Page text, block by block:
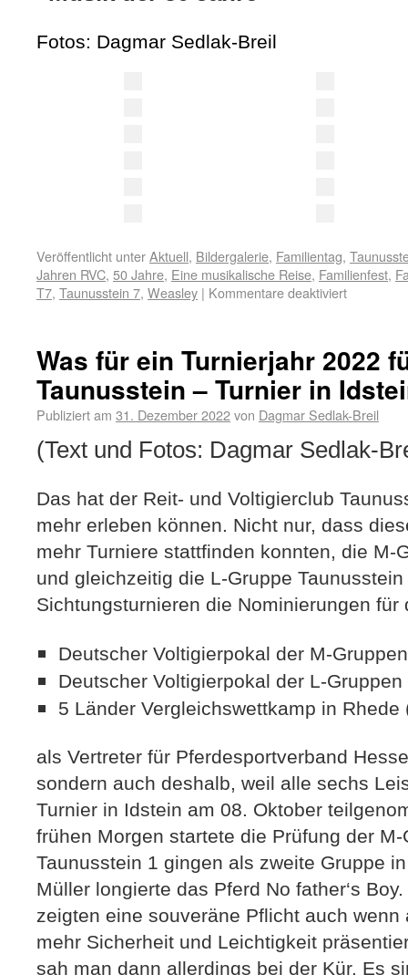
Fotos: Dagmar Sedlak-Breil
Veröffentlicht unterAktuell, Bildergalerie, Familientag,
Jahren RVC, 50 Jahre, Eine musikalische Reise, Familienfest,
T7, Taunusstein 7, Weasley | Kommentare deaktiviert
Was für ein Turnierjahr 2022
Taunusstein – Turnier in
Publiziert am 31. Dezember 2022von Dagmar Sedlak-Breil
(Text und Fotos: Dagmar Sedlak-
Das hat der Reit- und Voltigierclub
mehr erleben können. Nicht nur, dass
mehr Turniere stattfinden konnten, die M-
und gleichzeitig die L-Gruppe
Sichtungsturnieren die Nominierungen für
Deutscher Voltigierpokal der M-
Deutscher Voltigierpokal der L-
5 Länder Vergleichswettkamp in Rhede
als Vertreter für Pferdesportverband
sondern auch deshalb, weil alle sechs
Turnier in Idstein am 08. Oktober
frühen Morgen startete die Prüfung der
Taunusstein 1 gingen als zweite Gruppe
Müller longierte das Pferd No father‘s
zeigten eine souveräne Pflicht auch
mehr Sicherheit und Leichtigkeit
sah man dann allerdings bei der Kür. Es